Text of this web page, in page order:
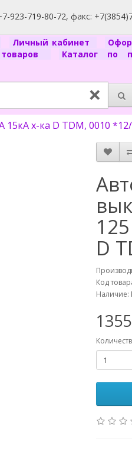
923-719-80-72, факс:
Личный кабинет
Каталог по
×
х-ка D TDM, 0010
D
Код
Наличие: